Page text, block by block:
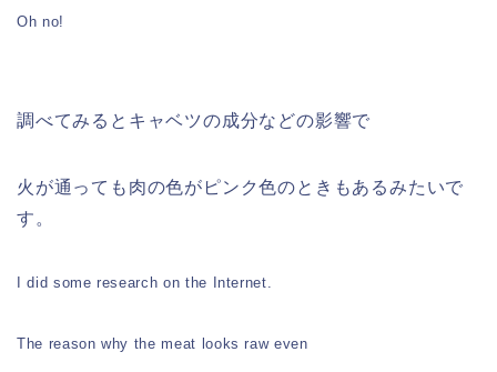
Oh no!
調べてみるとキャベツの成分などの影響で
火が通っても肉の色がピンク色のときもあるみたいで
す。
I did some research on the Internet.
The reason why the meat looks raw even